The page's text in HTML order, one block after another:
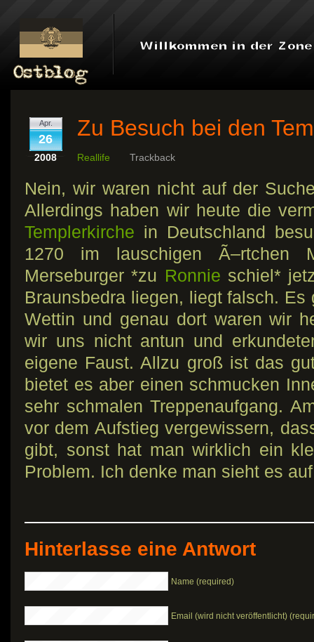
Apr.
26
2008
Zu Besuch bei den
Reallife Trackback
Nein, wir waren nicht auf der
Allerdings haben wir heute die
Templerkirche in Deutschland
1270 im lauschigen Ã–rtchen
Merseburger *zu Ronnie schiel*
Braunsbedra liegen, liegt falsch.
Wettin und genau dort waren wir
wir uns nicht antun und
eigene Faust. Allzu groß ist das
bietet es aber einen schmucken
sehr schmalen Treppenaufgang.
vor dem Aufstieg vergewissern,
gibt, sonst hat man wirklich ein
Problem. Ich denke man sieht es
Hinterlasse eine Antwort
Name (required)
Email (wird nicht veröffentlicht)